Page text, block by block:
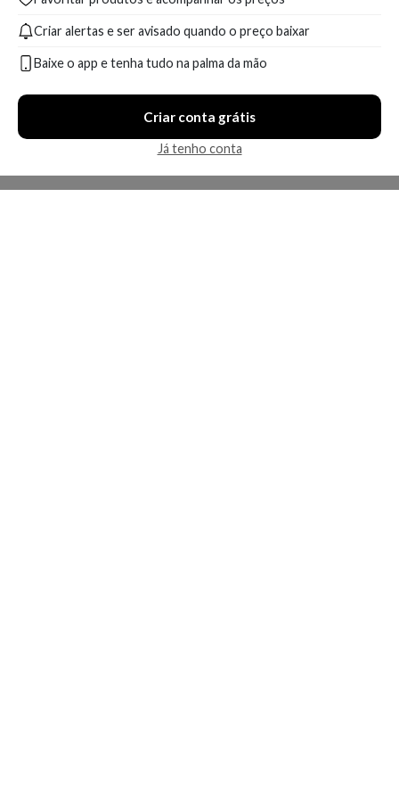
A partir de:
R$199,90
R$361,90
Compare
A partir de:
R$200,09
R$
Criar alertas e ser avisado quando o preço baixar
Baixe o app e tenha tudo na palma da mão
Criar conta grátis
Já tenho conta